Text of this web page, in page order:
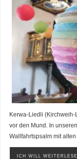
Kerwa-Liedli
vor den Mund. In
Wallfahrtspsalm mit
ICH WILL